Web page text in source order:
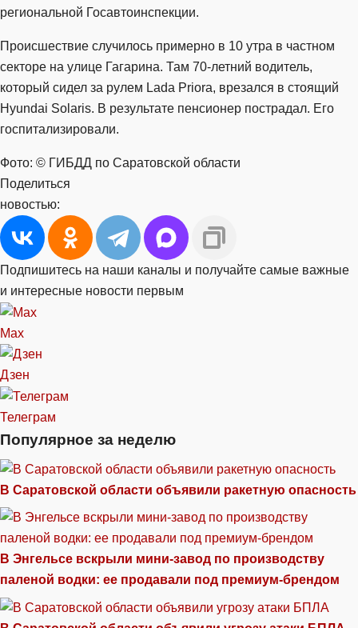
региональной Госавтоинспекции.
Происшествие случилось примерно в 10 утра в частном
секторе на улице Гагарина. Там 70-летний водитель,
который сидел за рулем Lada Priora, врезался в стоящий
Hyundai Solaris. В результате пенсионер пострадал. Его
госпитализировали.
Фото: © ГИБДД по Саратовской области
Поделиться
новостью:
Подпишитесь на наши каналы и получайте самые важные
и интересные новости первым
Max
Дзен
Телеграм
Популярное за неделю
В Саратовской области объявили ракетную опасность
В Энгельсе вскрыли мини-завод по производству
паленой водки: ее продавали под премиум-брендом